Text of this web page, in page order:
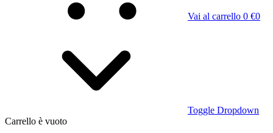
Vai al carrello 0 €0
Toggle Dropdown
Carrello è vuoto